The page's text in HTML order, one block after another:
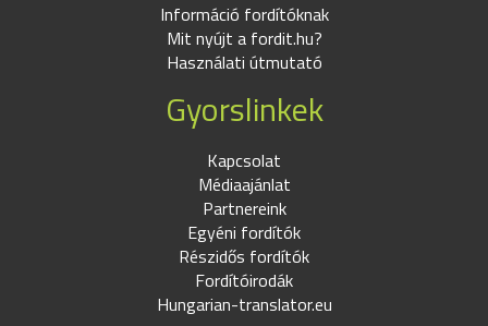
Információ fordítóknak
Mit nyújt a fordit.hu?
Használati útmutató
Gyorslinkek
Kapcsolat
Médiaajánlat
Partnereink
Egyéni fordítók
Részidős fordítók
Fordítóirodák
Hungarian-translator.eu